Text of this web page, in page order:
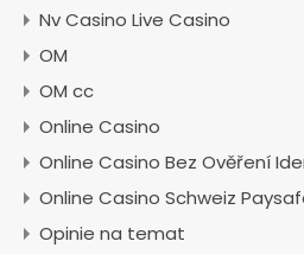
Nv Casino Live Casino
OM
OM cc
Online Casino
Online Casino Bez Ověření
Online Casino Schweiz
Opinie na temat